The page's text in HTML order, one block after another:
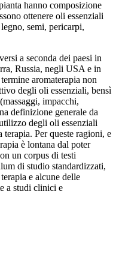
hanno composizione
ottenere oli essenziali
semi, pericarpi,
a seconda dei paesi in
Russia, negli USA e in
aromaterapia non
degli oli essenziali, bensì
impacchi,
definizione generale da
degli oli essenziali
Per queste ragioni, e
è lontana dal poter
un corpus di testi
di studio standardizzati,
e alcune delle
a studi clinici e